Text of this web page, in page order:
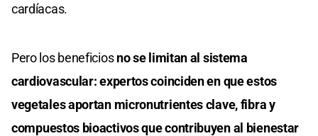
cardíacas.
Pero los beneficiosno se limitan al sistema
cardiovascular: expertos coinciden en que estos
vegetales aportan micronutrientes clave, fibra y
compuestos bioactivos que contribuyen al bienestar